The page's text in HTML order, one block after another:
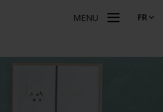
MENU FR